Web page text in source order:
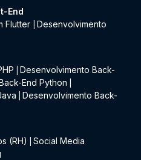
End
Flutter
Desenvolvimento
Desenvolvimento Back-
End Python
Desenvolvimento Back-
(RH)
Social Media